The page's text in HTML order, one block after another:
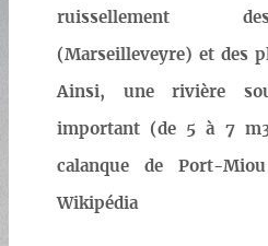
ruissellement
(Marseilleveyre) et des
Ainsi, une rivière
important (de 5 à 7
calanque de Port-
Wikipédia